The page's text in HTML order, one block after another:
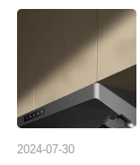
2024-07-30